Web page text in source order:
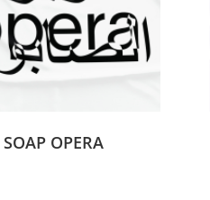
SOAP OPERA